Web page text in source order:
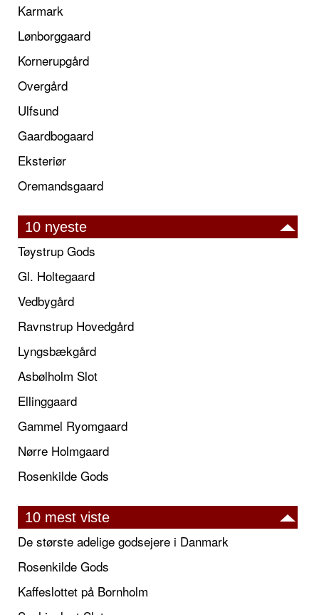
Karmark
Lønborggaard
Kornerupgård
Overgård
Ulfsund
Gaardbogaard
Eksteriør
Oremandsgaard
10 nyeste
Tøystrup Gods
Gl. Holtegaard
Vedbygård
Ravnstrup Hovedgård
Lyngsbækgård
Asbølholm Slot
Ellinggaard
Gammel Ryomgaard
Nørre Holmgaard
Rosenkilde Gods
10 mest viste
De største adelige godsejere i Danmark
Rosenkilde Gods
Kaffeslottet på Bornholm